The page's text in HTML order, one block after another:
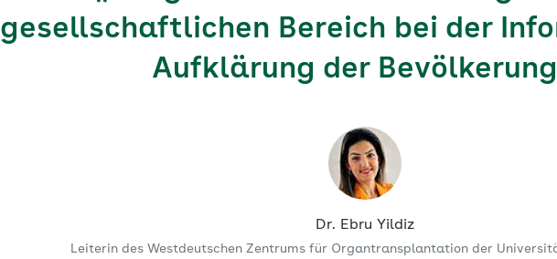
gesellschaftlichen Bereich bei der
Aufklärung der
Dr. Ebru Yildiz
Leiterin des Westdeutschen Zentrums für Organtransplantation der